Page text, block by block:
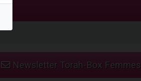
le temps
Newsletter Torah-Box Femmes